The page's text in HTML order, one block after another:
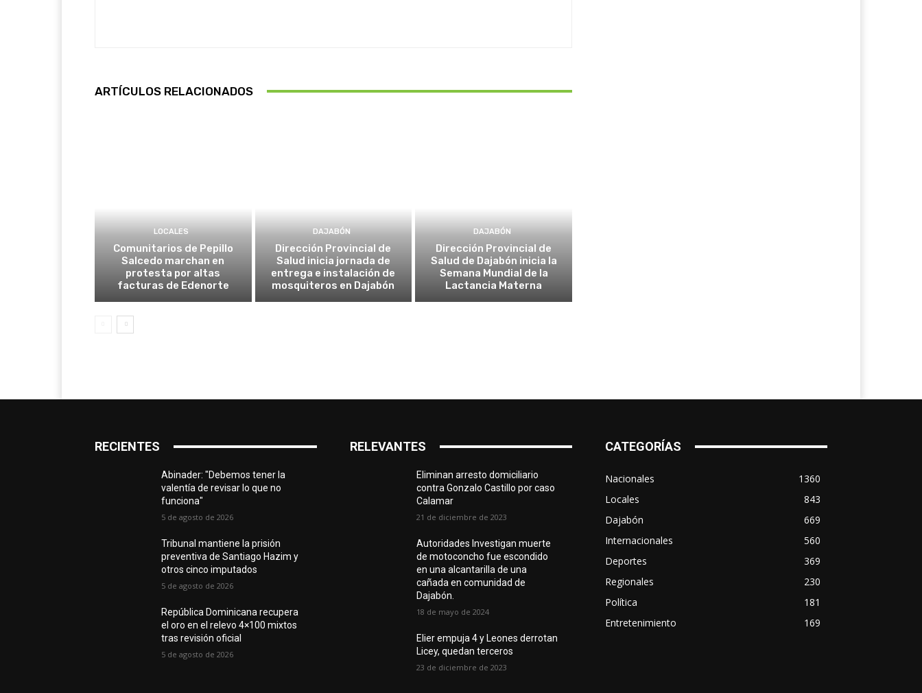
ARTÍCULOS RELACIONADOS
LOCALES
Comunitarios de Pepillo
Salcedo marchan en
protesta por altas
facturas de Edenorte
DAJABÓN
Dirección Provincial de
Salud inicia jornada de
entrega e instalación de
mosquiteros en Dajabón
DAJABÓN
Dirección Provincial de
Salud de Dajabón inicia la
Semana Mundial de la
Lactancia Materna
RECIENTES
Abinader: "Debemos tener la
valentía de revisar lo que no
funciona"
5 de agosto de 2026
Tribunal mantiene la prisión
preventiva de Santiago Hazim y
otros cinco imputados
5 de agosto de 2026
República Dominicana recupera
el oro en el relevo 4×100 mixtos
tras revisión oficial
5 de agosto de 2026
RELEVANTES
Eliminan arresto domiciliario
contra Gonzalo Castillo por caso
Calamar
21 de diciembre de 2023
Autoridades Investigan muerte
de motoconcho fue escondido
en una alcantarilla de una
cañada en comunidad de
Dajabón.
18 de mayo de 2024
Elier empuja 4 y Leones derrotan
Licey, quedan terceros
23 de diciembre de 2023
CATEGORÍAS
Nacionales
1360
Locales
843
Dajabón
669
Internacionales
560
Deportes
369
Regionales
230
Política
181
Entretenimiento
169